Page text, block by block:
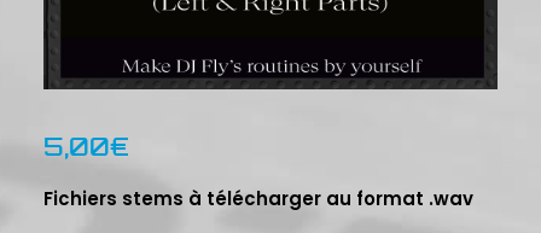
5,00€
Fichiers stems à télécharger au format .wav